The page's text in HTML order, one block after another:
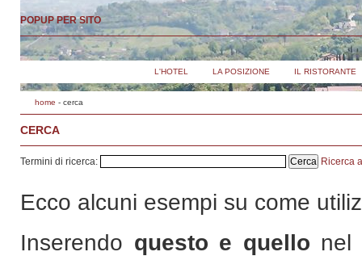
POPUP PER SITO
L'HOTEL LA POSIZIONE IL RISTORANTE
home - cerca
CERCA
Termini di ricerca: Cerca Ricerca
Ecco alcuni esempi su come
Inserendo questo e quello nel